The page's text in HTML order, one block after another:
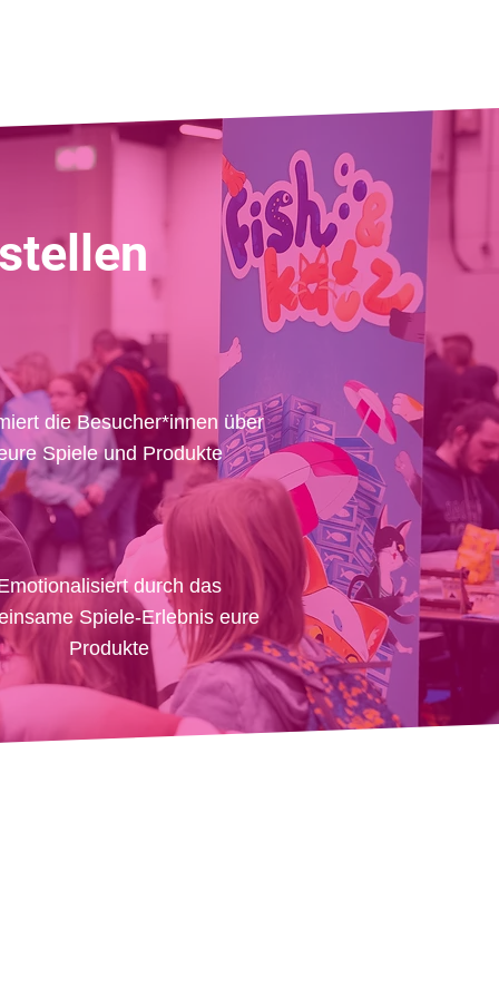
die Besucher*innen über
Spiele und Produkte
durch das
Spiele-Erlebnis eure
Produkte